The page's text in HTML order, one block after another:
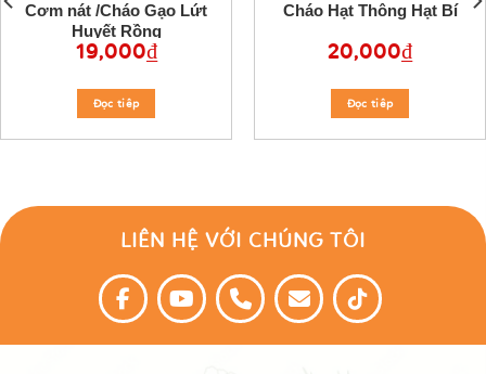
Cơm nát /Cháo Gạo Lứt
Huyết Rồng
19,000₫
Đọc tiêp
Cháo Hạt Thông Hạt Bí
20,000₫
Đọc tiêp
LIÊN HỆ VỚI CHÚNG TÔI